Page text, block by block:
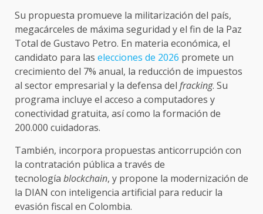
Su propuesta promueve la militarización del país,
megacárceles de máxima seguridad y el fin de la Paz
Total de Gustavo Petro. En materia económica, el
candidato para las elecciones de 2026 promete un
crecimiento del 7% anual, la reducción de impuestos
al sector empresarial y la defensa del fracking. Su
programa incluye el acceso a computadores y
conectividad gratuita, así como la formación de
200.000 cuidadoras.
También, incorpora propuestas anticorrupción con
la contratación pública a través de
tecnología blockchain, y propone la modernización de
la DIAN con inteligencia artificial para reducir la
evasión fiscal en Colombia.